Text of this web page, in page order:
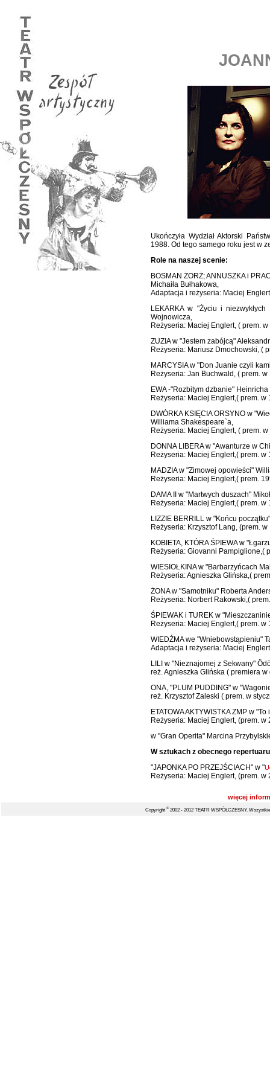
Ukończyła Wydział Aktorski
1988. Od tego samego roku jest w
Role na naszej scenie:
BOSMAN ŻORŻ; ANNUSZKA i
Michaiła Bułhakowa,
Adaptacja i reżyseria: Maciej
LEKARKA w "Życiu i
Wojnowicza,
Reżyseria: Maciej Englert, ( prem. w
ZUZIA w "Jestem zabójcą"
Reżyseria: Mariusz Dmochowski, (
MARCYSIA w "Don Juanie czyli
Reżyseria: Jan Buchwald, ( prem. w
EWA -"Rozbitym dzbanie"
Reżyseria: Maciej Englert,( prem. w
DWÓRKA KSIĘCIA ORSYNO w
Williama Shakespeare`a,
Reżyseria: Maciej Englert, ( prem. w
DONNA LIBERA w "Awanturze w
Reżyseria: Maciej Englert,( prem. w
MADZIA w "Zimowej opowieści"
Reżyseria: Maciej Englert,( prem.
DAMA II w "Martwych duszach"
Reżyseria: Maciej Englert,( prem. w
LIZZIE BERRILL w "Końcu
Reżyseria: Krzysztof Lang, (prem. w
KOBIETA, KTÓRA ŚPIEWA w
Reżyseria: Giovanni Pampiglione,(
WIESIOŁKINA w "Barbarzyńcach
Reżyseria: Agnieszka Glińska,(
ŻONA w "Samotniku" Roberta
Reżyseria: Norbert Rakowski,(
ŚPIEWAK i TUREK w
Reżyseria: Maciej Englert,( prem. w
WIEDŹMA we "Wniebowstąpieniu"
Adaptacja i reżyseria: Maciej
LILI w "Nieznajomej z Sekwany"
reż. Agnieszka Glińska ( premiera
ONA, "PLUM PUDDING" w
reż. Krzysztof Zaleski ( prem. w
ETATOWA AKTYWISTKA ZMP w
Reżyseria: Maciej Englert, (prem. w
w "Gran Operita" Marcina
W sztukach z obecnego
"JAPONKA PO PRZEJŚCIACH" w "
Reżyseria: Maciej Englert, (prem. w
więcej
Copyright ©2002 - 2012 TEATR WSPÓŁCZESNY.